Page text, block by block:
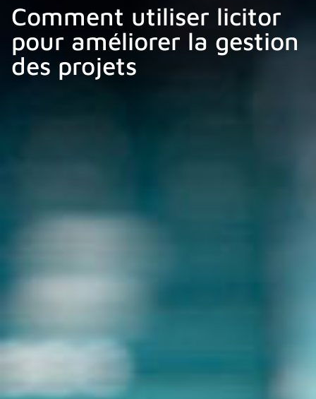
Comment utiliser licitor
pour améliorer la gestion
des projets